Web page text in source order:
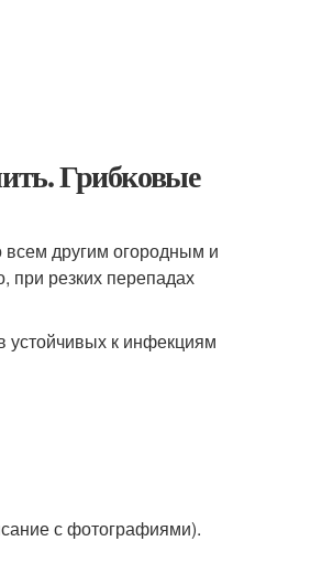
Грибковые
всем другим огородным и
резких перепадах
устойчивых к инфекциям
с фотографиями).